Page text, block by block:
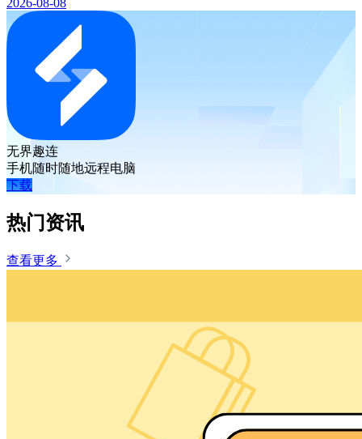
无界趣连
手机随时随地远程电脑
下载
热门资讯
查看更多